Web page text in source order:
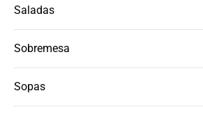
Saladas
Sobremesa
Sopas